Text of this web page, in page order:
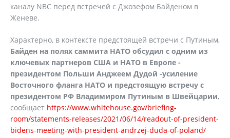
каналу NBC перед встречей с Джозефом Байденом в
Женеве.
Характерно, в контексте предстоящей встречи с Путиным,
Байден на полях саммита НАТО обсудил с одним из
ключевых партнеров США и НАТО в Европе -
президентом Польши Анджеем Дудой -усиление
Восточного фланга НАТО и предстоящую встречу с
президентом РФ Владимиром Путиным в Швейцарии,
сообщает https://www.whitehouse.gov/briefing-
room/statements-releases/2021/06/14/readout-of-president-
bidens-meeting-with-president-andrzej-duda-of-poland/